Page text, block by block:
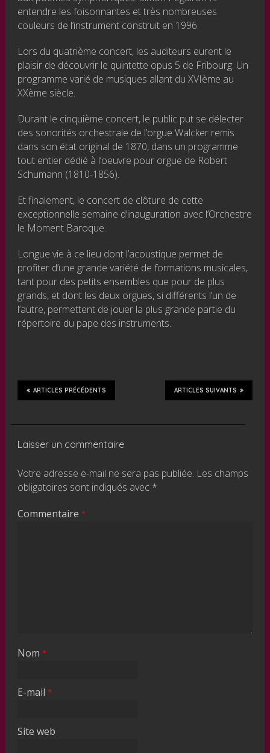
entendre les foisonnantes et très nombreuses
couleurs de l’instrument construit en 1996.
Lors du quatrième concert, les auditeurs eurent le
plaisir de découvrir le quintette opus 5 de Fribourg. Un
programme varié de musiques allant du XVIème au
XXème siècle.
Durant le cinquième concert, le public put se délecter
des sonorités orchestrale de l’orgue Walcker remis
dans son état original de 1870, dans un programme
tout entier dédié à l’oeuvre pour orgue de Robert
Schumann (1810-1856).
Et finalement, le concert de clôture de cette
exceptionnelle semaine d’inauguration avec l’Orchestre
le Moment Baroque.
Longue vie à ce lieu dont l’acoustique permet de
profiter d’une grande variété de formations musicales,
tant pour des petits ensembles que pour de plus
grands, et dont les deux orgues, si différents l’un de
l’autre, permettent de jouer la plus grande partie du
répertoire du pape des instruments.
ARTICLES SUIVANTS
ARTICLES PRÉCÉDENTS
Laisser un commentaire
Votre adresse e-mail ne sera pas publiée. Les champs
obligatoires sont indiqués avec *
Commentaire*
Nom*
E-mail*
Site web